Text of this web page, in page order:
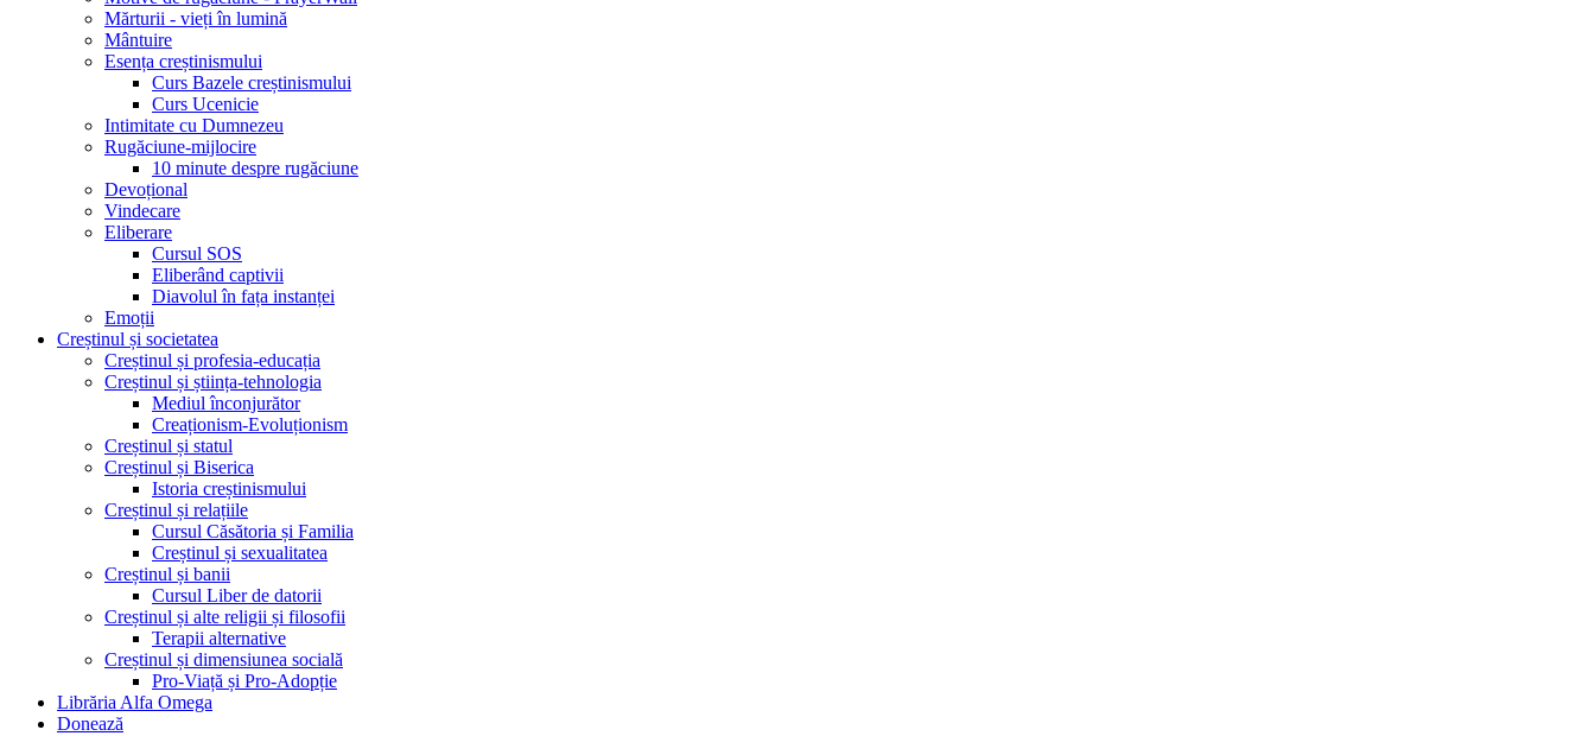
Mărturii - vieți în lumină
Mântuire
Esența creștinismului
Curs Bazele creștinismului
Curs Ucenicie
Intimitate cu Dumnezeu
Rugăciune-mijlocire
10 minute despre rugăciune
Devoțional
Vindecare
Eliberare
Cursul SOS
Eliberând captivii
Diavolul în fața instanței
Emoții
Creștinul și societatea
Creștinul și profesia-educația
Creștinul și știința-tehnologia
Mediul înconjurător
Creaționism-Evoluționism
Creștinul și statul
Creștinul și Biserica
Istoria creștinismului
Creștinul și relațiile
Cursul Căsătoria și Familia
Creștinul și sexualitatea
Creștinul și banii
Cursul Liber de datorii
Creștinul și alte religii și filosofii
Terapii alternative
Creștinul și dimensiunea socială
Pro-Viață și Pro-Adopție
Librăria Alfa Omega
Donează